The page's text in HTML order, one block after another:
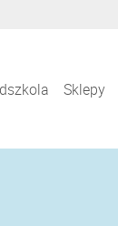
Sklepy